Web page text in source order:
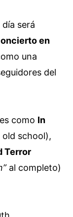
será
en
una
del
como In
school),
Terror
al completo)